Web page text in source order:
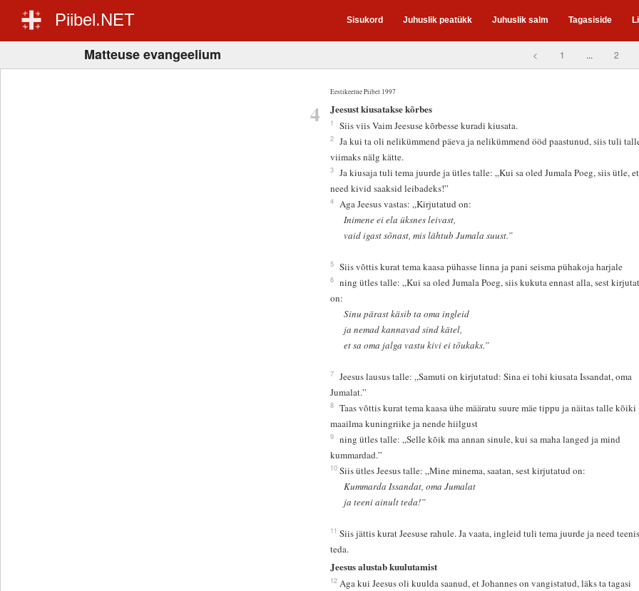
Piibel.NET Sisukord Juhuslik peatükk Juhuslik salm Tagasiside
Matteuse evangeelium < 1 ... 2
Eestikeelne Piibel 1997
4 Jeesust kiusatakse kõrbes
1 Siis viis Vaim Jeesuse kõrbesse kuradi kiusata.
2
Ja kui ta oli nelikümmend päeva ja nelikümmend ööd paastunud, siis tuli
viimaks nälg kätte.
3
Ja kiusaja tuli tema juurde ja ütles talle: „Kui sa oled Jumala Poeg, siis ütle, et
need kivid saaksid leibadeks!”
4
Aga Jeesus vastas: „Kirjutatud on:
Inimene ei ela üksnes leivast,
vaid igast sõnast, mis lähtub Jumala suust.”
5 Siis võttis kurat tema kaasa pühasse linna ja pani seisma pühakoja harjale
6
ning ütles talle: „Kui sa oled Jumala Poeg, siis kukuta ennast alla, sest
on:
Sinu pärast käsib ta oma ingleid
ja nemad kannavad sind kätel,
et sa oma jalga vastu kivi ei tõukaks.”
7
Jeesus lausus talle: „Samuti on kirjutatud: Sina ei tohi kiusata Issandat, oma
Jumalat.”
8
Taas võttis kurat tema kaasa ühe määratu suure mäe tippu ja näitas talle kõiki
maailma kuningriike ja nende hiilgust
9
ning ütles talle: „Selle kõik ma annan sinule, kui sa maha langed ja mind
kummardad.”
10 Siis ütles Jeesus talle: „Mine minema, saatan, sest kirjutatud on:
Kummarda Issandat, oma Jumalat
ja teeni ainult teda!”
11 Siis jättis kurat Jeesuse rahule. Ja vaata, ingleid tuli tema juurde ja need
teda.
Jeesus alustab kuulutamist
12 Aga kui Jeesus oli kuulda saanud, et Johannes on vangistatud, läks ta tagasi